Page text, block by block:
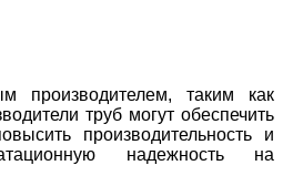
производителем, таким как
труб могут обеспечить
производительность и
надежность на